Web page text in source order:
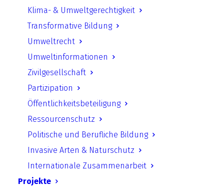
Klima- & Umweltgerechtigkeit
Transformative Bildung
Umweltrecht
Umweltinformationen
Zivilgesellschaft
Partizipation
Öffentlichkeitsbeteiligung
Ressourcenschutz
Politische und Berufliche Bildung
Invasive Arten & Naturschutz
Internationale Zusammenarbeit
Projekte
Standortsuche Atommüll-Endlager
Es gibt keine einfache Lösung, aber wir
müssen sie finden!
Die Unterrichtsmaterialien wurden erstmals
2014 erstellt und veröffentlicht; nach
Verabschiedung des neuen
Standortauswahlgesetztes erfolgte eine
Aktualisierung im Jahr 2017.
Das Thema Endlagerung radioaktiver Abfälle
betrifft nicht nur alle Menschen in